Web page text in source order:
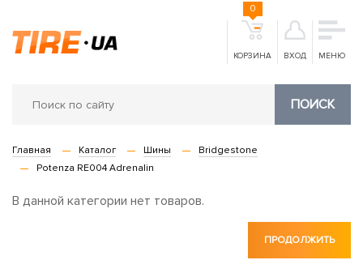
КОРЗИНА
0
ВХОД МЕНЮ
ПОИСК
Главная Каталог Шины
Bridgestone
Potenza RE004 Adrenalin
В данной категории нет товаров.
ПРОДОЛЖИТЬ